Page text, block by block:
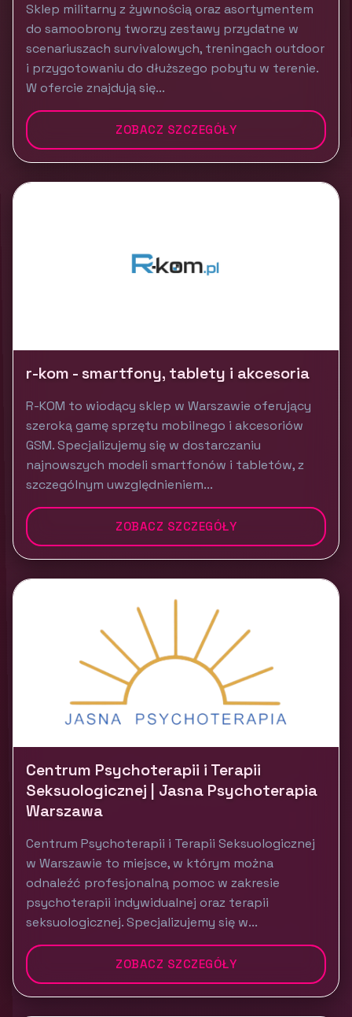
Sklep militarny z żywnością oraz asortymentem
do samoobrony tworzy zestawy przydatne w
scenariuszach survivalowych, treningach outdoor
i przygotowaniu do dłuższego pobytu w terenie.
W ofercie znajdują się...
ZOBACZ SZCZEGÓŁY
r-kom - smartfony, tablety i akcesoria
R-KOM to wiodący sklep w Warszawie oferujący
szeroką gamę sprzętu mobilnego i akcesoriów
GSM. Specjalizujemy się w dostarczaniu
najnowszych modeli smartfonów i tabletów, z
szczególnym uwzględnieniem...
ZOBACZ SZCZEGÓŁY
Centrum Psychoterapii i Terapii
Seksuologicznej | Jasna Psychoterapia
Warszawa
Centrum Psychoterapii i Terapii Seksuologicznej
w Warszawie to miejsce, w którym można
odnaleźć profesjonalną pomoc w zakresie
psychoterapii indywidualnej oraz terapii
seksuologicznej. Specjalizujemy się w...
ZOBACZ SZCZEGÓŁY